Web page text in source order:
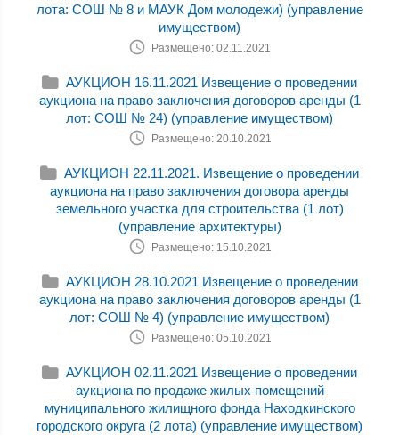
лота: СОШ № 8 и МАУК Дом молодежи) (управление
имуществом)
Размещено: 02.11.2021
АУКЦИОН 16.11.2021 Извещение о проведении
аукциона на право заключения договоров аренды (1
лот: СОШ № 24) (управление имуществом)
Размещено: 20.10.2021
АУКЦИОН 22.11.2021. Извещение о проведении
аукциона на право заключения договора аренды
земельного участка для строительства (1 лот)
(управление архитектуры)
Размещено: 15.10.2021
АУКЦИОН 28.10.2021 Извещение о проведении
аукциона на право заключения договоров аренды (1
лот: СОШ № 4) (управление имуществом)
Размещено: 05.10.2021
АУКЦИОН 02.11.2021 Извещение о проведении
аукциона по продаже жилых помещений
муниципального жилищного фонда Находкинского
городского округа (2 лота) (управление имуществом)